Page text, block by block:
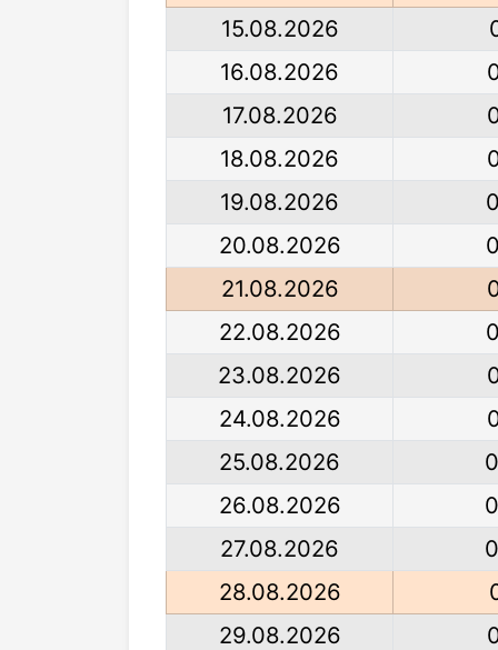
15.08.2026
16.08.2026
17.08.2026
18.08.2026
19.08.2026
20.08.2026
21.08.2026
22.08.2026
23.08.2026
24.08.2026
25.08.2026
26.08.2026
27.08.2026
28.08.2026
29.08.2026